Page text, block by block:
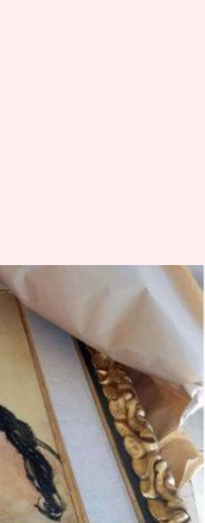
कर रहा
रुपये का